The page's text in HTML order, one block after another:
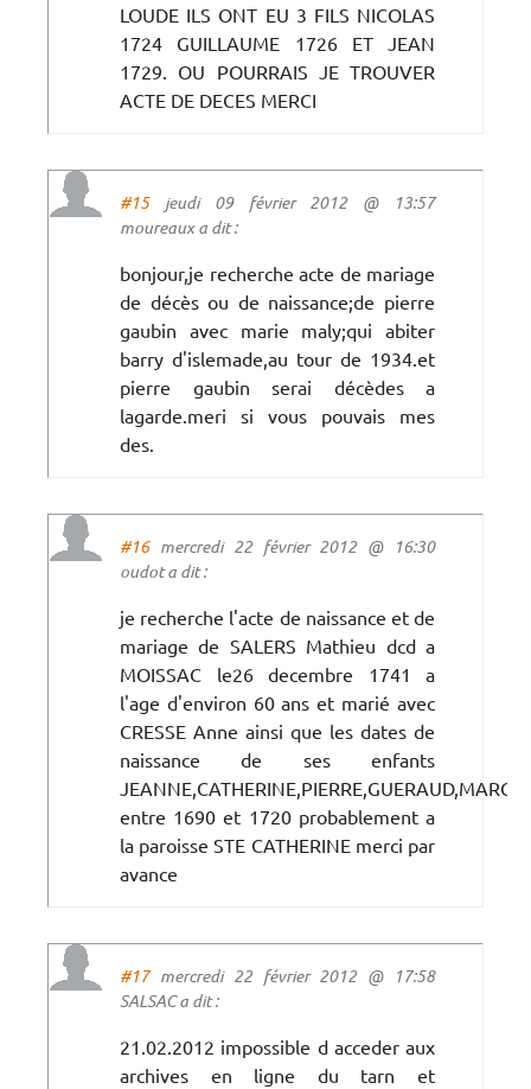
LOUDE ILS ONT EU 3 FILS NICOLAS
1724 GUILLAUME 1726 ET JEAN
1729. OU POURRAIS JE TROUVER
ACTE DE DECES MERCI
#15jeudi 09 février 2012 @ 13:57
moureaux a dit :
bonjour,je recherche acte de mariage
de décès ou de naissance;de pierre
gaubin avec marie maly;qui abiter
barry d'islemade,au tour de 1934.et
pierre gaubin serai décèdes a
lagarde.meri si vous pouvais mes
des.
#16mercredi 22 février 2012 @ 16:30
oudot a dit :
je recherche l'acte de naissance et de
mariage de SALERS Mathieu dcd a
MOISSAC le26 decembre 1741 a
l'age d'environ 60 ans et marié avec
CRESSE Anne ainsi que les dates de
naissance de ses enfants
entre 1690 et 1720 probablement a
la paroisse STE CATHERINE merci par
avance
#17mercredi 22 février 2012 @ 17:58
SALSAC a dit :
21.02.2012 impossible d acceder aux
archives en ligne du tarn et